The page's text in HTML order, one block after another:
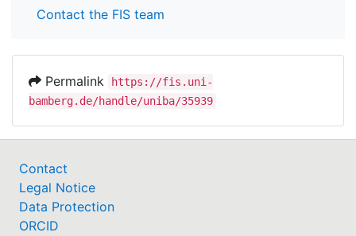
Contact the FIS team
Permalink
https://fis.uni-
bamberg.de/handle/uniba/35939
Contact
Legal Notice
Data Protection
ORCID